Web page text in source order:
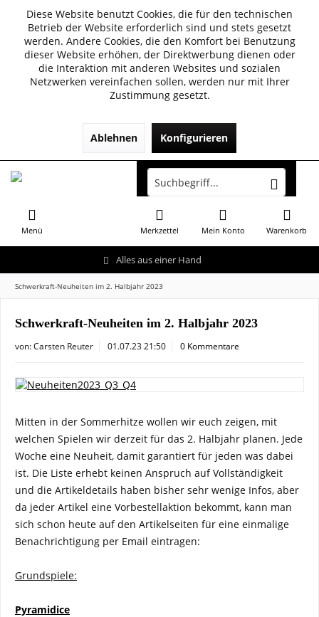
Diese Website benutzt Cookies, die für den technischen
Betrieb der Website erforderlich sind und stets gesetzt
werden. Andere Cookies, die den Komfort bei Benutzung
dieser Website erhöhen, der Direktwerbung dienen oder
die Interaktion mit anderen Websites und sozialen
Netzwerken vereinfachen sollen, werden nur mit Ihrer
Zustimmung gesetzt.
Ablehnen Konfigurieren
Alles aus einer Hand
Menü Warenkorb
Merkzettel Mein Konto
Schwerkraft-Neuheiten im 2. Halbjahr 2023
Schwerkraft-Neuheiten im 2. Halbjahr 2023
von:Carsten Reuter 01.07.23 21:50 0 Kommentare
Mitten in der Sommerhitze wollen wir euch zeigen, mit
welchen Spielen wir derzeit für das 2. Halbjahr planen. Jede
Woche eine Neuheit, damit garantiert für jeden was dabei
ist. Die Liste erhebt keinen Anspruch auf Vollständigkeit
und die Artikeldetails haben bisher sehr wenige Infos, aber
da jeder Artikel eine Vorbestellaktion bekommt, kann man
sich schon heute auf den Artikelseiten für eine einmalige
Benachrichtigung per Email eintragen:
Grundspiele:
Pyramidice